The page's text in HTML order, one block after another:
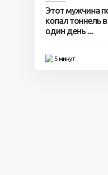
Этот мужчина
копал тоннель
один день ...
5 минут